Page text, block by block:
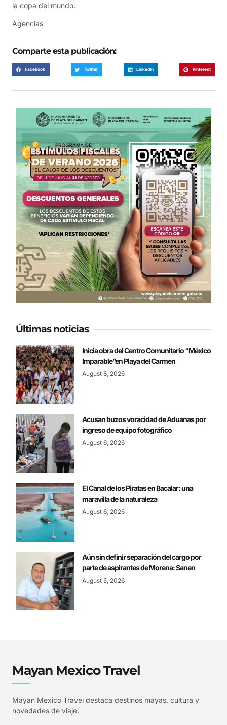
la copa del mundo.
Agencias
Comparte esta publicación:
Facebook Twitter LinkedIn Pinterest
Últimas noticias
Inicia obra del Centro Comunitario “México
Imparable”en Playa del Carmen
August 8, 2026
Acusan buzos voracidad de Aduanas por
ingreso de equipo fotográfico
August 6, 2026
El Canal de los Piratas en Bacalar: una
maravilla de la naturaleza
August 6, 2026
Aún sin definir separación del cargo por
parte de aspirantes de Morena: Sanen
August 5, 2026
Mayan Mexico Travel
Mayan Mexico Travel destaca destinos mayas, cultura y
novedades de viaje.